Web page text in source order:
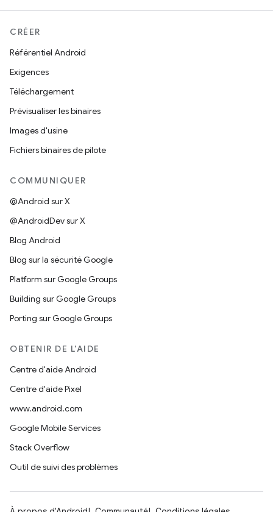
CRÉER
Référentiel Android
Exigences
Téléchargement
Prévisualiser les binaires
Images d'usine
Fichiers binaires de pilote
COMMUNIQUER
@Android sur X
@AndroidDev sur X
Blog Android
Blog sur la sécurité Google
Platform sur Google Groups
Building sur Google Groups
Porting sur Google Groups
OBTENIR DE L'AIDE
Centre d'aide Android
Centre d'aide Pixel
www.android.com
Google Mobile Services
Stack Overflow
Outil de suivi des problèmes